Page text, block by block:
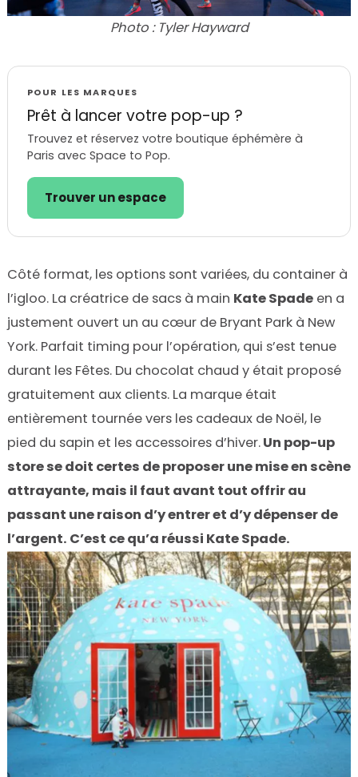
Photo : Tyler Hayward
POUR LES MARQUES
Prêt à lancer votre pop-up ?
Trouvez et réservez votre boutique éphémère à
Paris avec Space to Pop.
Trouver un espace
Côté format, les options sont variées, du container à
l’igloo. La créatrice de sacs à main Kate Spadeen a
justement ouvert un au cœur de Bryant Park à New
York. Parfait timing pour l’opération, qui s’est tenue
durant les Fêtes. Du chocolat chaud y était proposé
gratuitement aux clients. La marque était
entièrement tournée vers les cadeaux de Noël, le
pied du sapin et les accessoires d’hiver.Un pop-up
store se doit certes de proposer une mise en scène
attrayante, mais il faut avant tout offrir au
passant une raison d’y entrer et d’y dépenser de
l’argent. C’est ce qu’a réussi Kate Spade.